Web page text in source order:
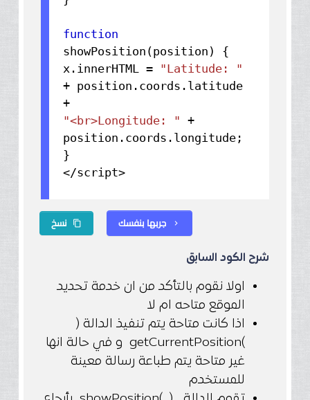
function
showPosition(position) {
x. innerHTML = "Latitude: "
+ position. coords . latitude
+
"<br>Longitude: " +
position. coords . longitude ;
}
</script>
نسخ content_copy جربها بنفسك chevron_right
شرح الكود السابق
اولا نقوم بالتأكد من ان خدمة تحديد
الموقع متاحه ام لا
اذا كانت متاحة يتم تنفيذ الدالة (
)getCurrentPosition و في حالة انها
غير متاحة يتم طباعة رسالة معينة
للمستخدم